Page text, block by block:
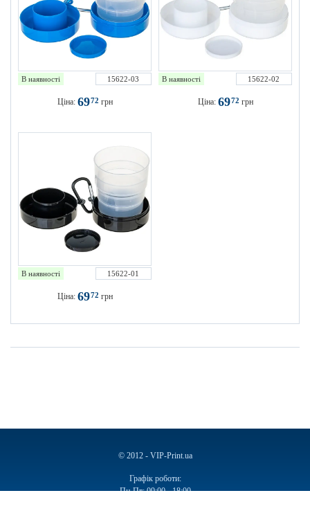
В наявності 15622-03
Ціна: 6972 грн
В наявності 15622-02
Ціна: 6972 грн
В наявності 15622-01
Ціна: 6972 грн
© 2012 - VIP-Print.ua
Графік роботи:
Пн-Пт: 09:00 - 18:00